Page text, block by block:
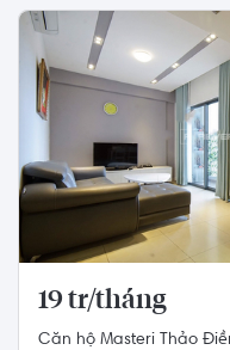
19 tr/tháng
Căn hộ Masteri Thảo